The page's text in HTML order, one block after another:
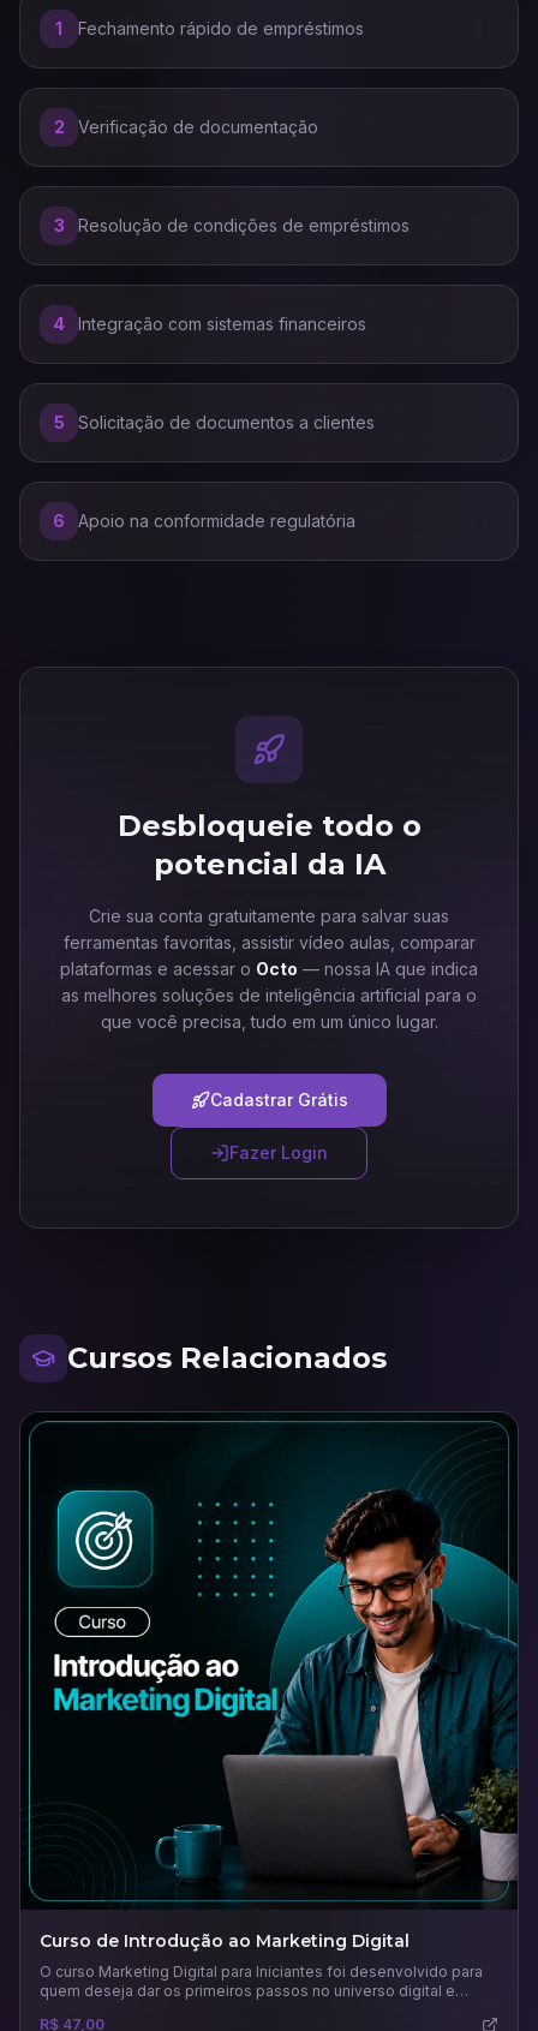
1 Fechamento rápido de empréstimos
2 Verificação de documentação
3 Resolução de condições de empréstimos
4 Integração com sistemas financeiros
5 Solicitação de documentos a clientes
6 Apoio na conformidade regulatória
Desbloqueie todo o
potencial da IA
Crie sua conta gratuitamente para salvar suas
ferramentas favoritas, assistir vídeo aulas, comparar
plataformas e acessar o Octo — nossa IA que indica
as melhores soluções de inteligência artificial para o
que você precisa, tudo em um único lugar.
Cadastrar Grátis
Fazer Login
Cursos Relacionados
Curso de Introdução ao Marketing Digital
O curso Marketing Digital para Iniciantes foi desenvolvido para
quem deseja dar os primeiros passos no universo digital e
R$ 47,00